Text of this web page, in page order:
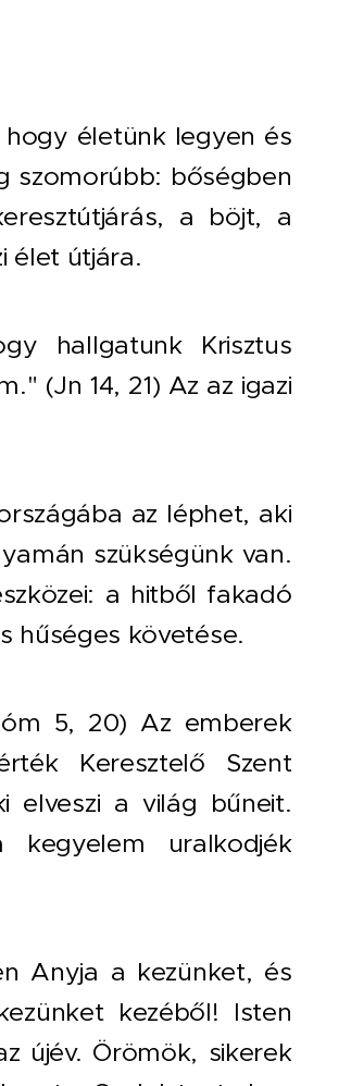
életünk legyen és
szomorúbb: bőségben
a böjt, a
élet útjára.
hallgatunk Krisztus
(Jn 14, 21) Az az igazi
az léphet, aki
szükségünk van.
a hitből fakadó
hűséges követése.
5, 20) Az emberek
Keresztelő Szent
elveszi a világ bűneit.
uralkodjék
Anyja a kezünket, és
kezéből! Isten
újév. Örömök, sikerek